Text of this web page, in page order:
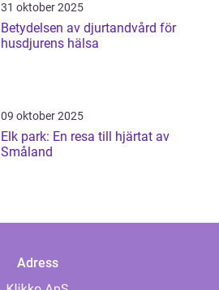
31 oktober 2025
Betydelsen av djurtandvård för
husdjurens hälsa
09 oktober 2025
Elk park: En resa till hjärtat av
Småland
Adress